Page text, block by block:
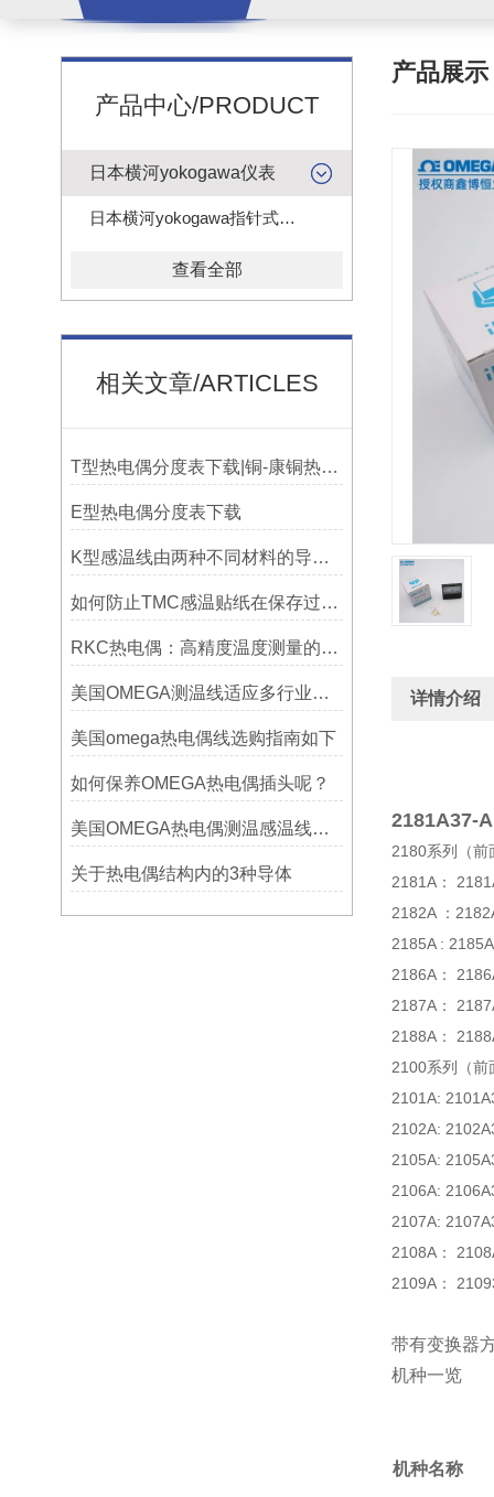
产品中心/PRODUCT
日本横河yokogawa仪表
日本横河yokogawa指针式电压电流表头
查看全部
相关文章/ARTICLES
T型热电偶分度表下载|铜-康铜热电偶分度表下载
E型热电偶分度表下载
K型感温线由两种不同材料的导线组成
如何防止TMC感温贴纸在保存过程中损坏？
RKC热电偶：高精度温度测量的理想选择
美国OMEGA测温线适应多行业需求
美国omega热电偶线选购指南如下
如何保养OMEGA热电偶插头呢？
美国OMEGA热电偶测温感温线和插头插座连接器真伪原装正品判断查验方法
关于热电偶结构内的3种导体
产品展示
详情介绍
2181A37-
2180系列（
2181A：
2182A ：
2185A :
2186A：
2187A：
2188A：
2100系列（前
2101A:
2102A:
2105A:
2106A:
2107A:
2108A：
2109A：
带有变换器
机种一览
机种名称